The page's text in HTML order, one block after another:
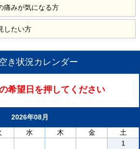
痛みが気になる方
したい方
き状況カレンダー
希望日を押してください
2026年08月
水 木 金
土
1